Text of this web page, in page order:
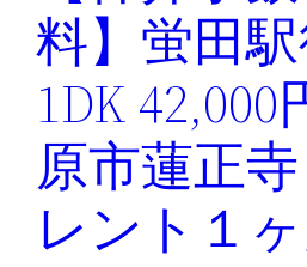
料】蛍田
1DK 42,000
原市蓮正
レント１